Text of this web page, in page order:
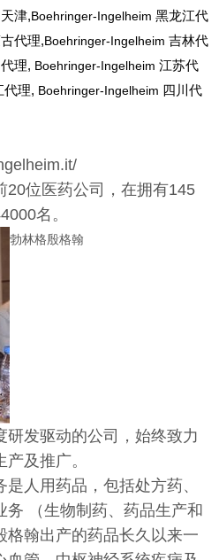
天津,Boehringer-Ingelheim黑龙江代
代理,Boehringer-Ingelheim吉林代
理, Boehringer-Ingelheim江苏代
代理, Boehringer-Ingelheim 四川代
20位医药公司，在拥有145
名。
勃林格殷格翰
研发驱动的公司，始终致力
及推广。
人用药品，包括处方药、
务 （生物制药、药品生产和
格翰出产的药品长久以来一